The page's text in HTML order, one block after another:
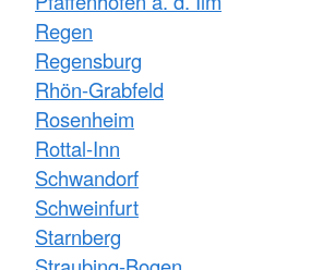
Regen
Regensburg
Rhön-Grabfeld
Rosenheim
Rottal-Inn
Schwandorf
Schweinfurt
Starnberg